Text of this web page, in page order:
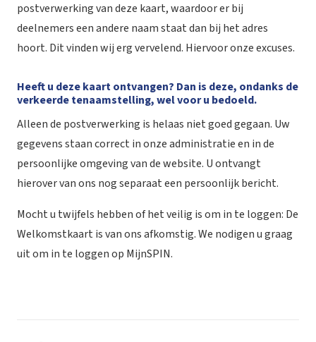
postverwerking van deze kaart, waardoor er bij
deelnemers een andere naam staat dan bij het adres
hoort. Dit vinden wij erg vervelend. Hiervoor onze excuses.
Heeft u deze kaart ontvangen? Dan is deze, ondanks de
verkeerde tenaamstelling, wel voor u bedoeld.
Alleen de postverwerking is helaas niet goed gegaan. Uw
gegevens staan correct in onze administratie en in de
persoonlijke omgeving van de website. U ontvangt
hierover van ons nog separaat een persoonlijk bericht.
Mocht u twijfels hebben of het veilig is om in te loggen: De
Welkomstkaart is van ons afkomstig. We nodigen u graag
uit om in te loggen op MijnSPIN.